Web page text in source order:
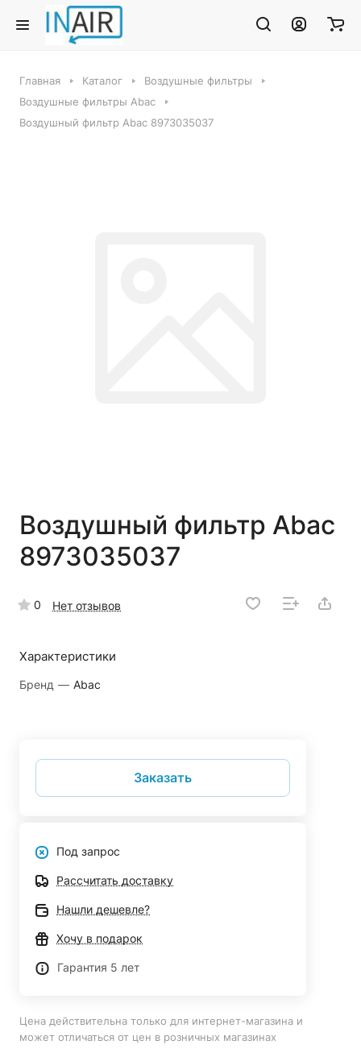
Главная Каталог
Воздушные фильтры
Воздушные фильтры Abac
Воздушный фильтр Abac 8973035037
Воздушный фильтр Abac
8973035037
0 Нет отзывов
Характеристики
Бренд — Abac
Заказать
Под запрос
Рассчитать доставку
Нашли дешевле?
Хочу в подарок
Гарантия 5 лет
Цена действительна только для интернет-магазина и
может отличаться от цен в розничных магазинах